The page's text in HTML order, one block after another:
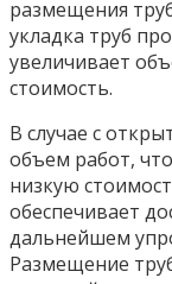
размещения
укладка труб
увеличивает
стоимость.
В случае с
объем работ,
низкую
обеспечивает
дальнейшем
Размещение